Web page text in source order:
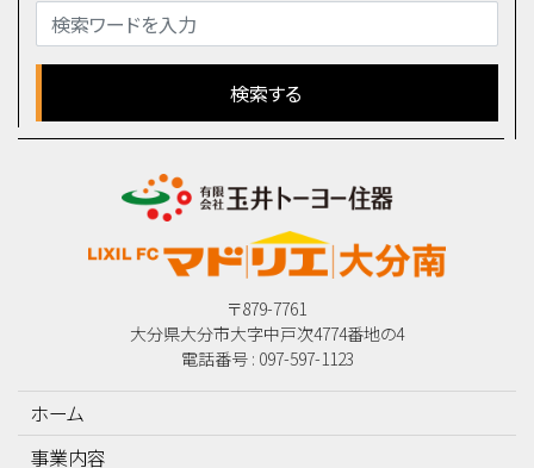
〒879-7761
大分県大分市大字中戸次4774番地の4
電話番号 : 097-597-1123
ホーム
事業内容